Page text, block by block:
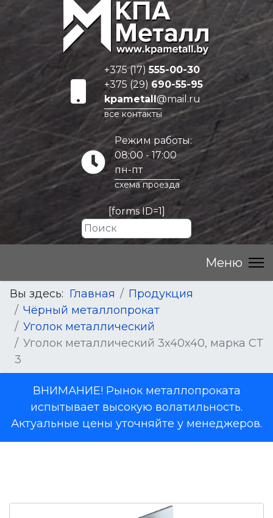
+375 (17)555-00-30
+375 (29) 690-55-95
kpametall@mail.ru
все контакты
Режим работы:
08:00 - 17:00
пн-пт
схема проезда
[forms ID=1]
Вы здесь: Главная
Продукция
Чёрный металлопрокат
Уголок металлический
Уголок металлический 3x40x40, марка СТ
3
ВНИМАНИЕ! Рынок металлопроката
испытывает высокую волатильность.
Актуальные цены уточняйте у менеджеров.